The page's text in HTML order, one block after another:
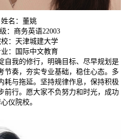
姓名：董姚
：商务英语22003
：天津城建大学
：国际中文教育
自我的修行，明确目标、尽早规划是
节奏，夯实专业基础，稳住心态。多
耗与拖延。坚持规律作息，保持积极
前行。愿大家不负努力和时光，成功
心仪院校。